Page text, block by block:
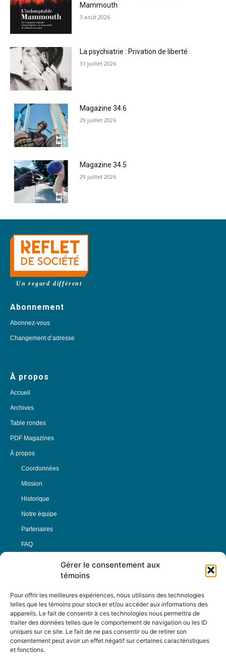
Gérer le consentement aux
témoins
Pour offrir les meilleures expériences, nous utilisons des technologies
telles que les témoins pour stocker et/ou accéder aux informations des
appareils. Le fait de consentir à ces technologies nous permettra de
traiter des données telles que le comportement de navigation ou les ID
uniques sur ce site. Le fait de ne pas consentir ou de retirer son
consentement peut avoir un effet négatif sur certaines caractéristiques
et fonctions.
Mammouth
3 août 2026
La psychiatrie : Privation de liberté
31 juillet 2026
Magazine 34.6
29 juillet 2026
Magazine 34.5
29 juillet 2026
Un regard différent
Abonnement
Abonnez-vous
Changement d’adresse
À propos
Accueil
Archives
Table rondes
PDF Magazines
À propos
Coordonnées
Mission
Historique
Notre équipe
Partenaires
FAQ
Nous Suivre